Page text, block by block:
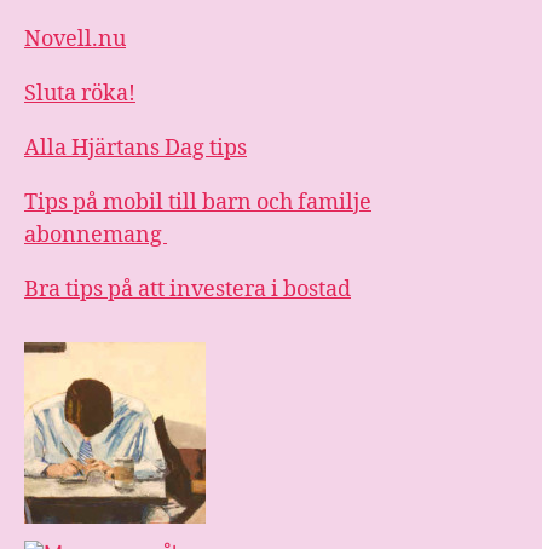
Novell.nu
Sluta röka!
Alla Hjärtans Dag tips
Tips på mobil till barn och familje
abonnemang
Bra tips på att investera i bostad